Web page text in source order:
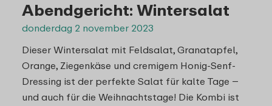
Abendgericht: Wintersalat
donderdag 2 november 2023
Dieser Wintersalat mit Feldsalat, Granatapfel,
Orange, Ziegenkäse und cremigem Honig-Senf-
Dressing ist der perfekte Salat für kalte Tage –
und auch für die Weihnachtstage! Die Kombi ist